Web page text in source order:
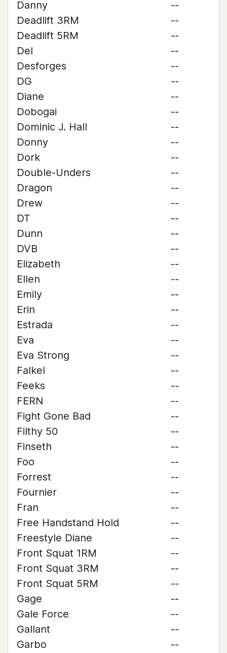
Danny
--
Deadlift 3RM
--
Deadlift 5RM
--
Del
--
Desforges
--
DG
--
Diane
--
Dobogai
--
Dominic J. Hall
--
Donny
--
Dork
--
Double-Unders
--
Dragon
--
Drew
--
DT
--
Dunn
--
DVB
--
Elizabeth
--
Ellen
--
Emily
--
Erin
--
Estrada
--
Eva
--
Eva Strong
--
Falkel
--
Feeks
--
FERN
--
Fight Gone Bad
--
Filthy 50
--
Finseth
--
Foo
--
Forrest
--
Fournier
--
Fran
--
Free Handstand Hold
--
Freestyle Diane
--
Front Squat 1RM
--
Front Squat 3RM
--
Front Squat 5RM
--
Gage
--
Gale Force
--
Gallant
--
Garbo
--